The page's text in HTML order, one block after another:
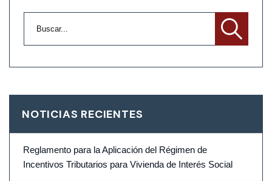
NOTICIAS RECIENTES
Reglamento para la Aplicación del Régimen de
Incentivos Tributarios para Vivienda de Interés Social